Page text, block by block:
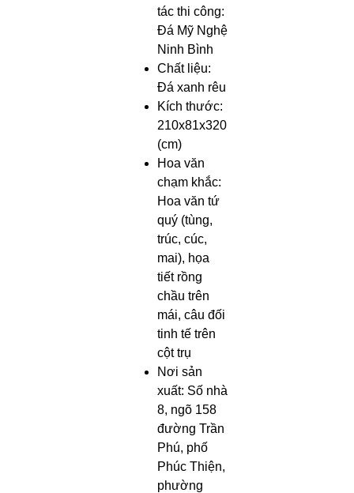
tác thi công:
Đá Mỹ Nghệ
Ninh Bình
Chất liệu:
Đá xanh rêu
Kích thước:
210x81x320
(cm)
Hoa văn
chạm khắc:
Hoa văn tứ
quý (tùng,
trúc, cúc,
mai), họa
tiết rồng
chầu trên
mái, câu đối
tinh tế trên
cột trụ
Nơi sản
xuất: Số nhà
8, ngõ 158
đường Trần
Phú, phố
Phúc Thiện,
phường